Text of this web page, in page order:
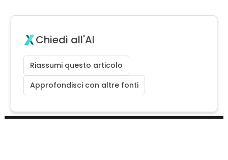
Chiedi all'AI
Riassumi questo articolo
Approfondisci con altre fonti